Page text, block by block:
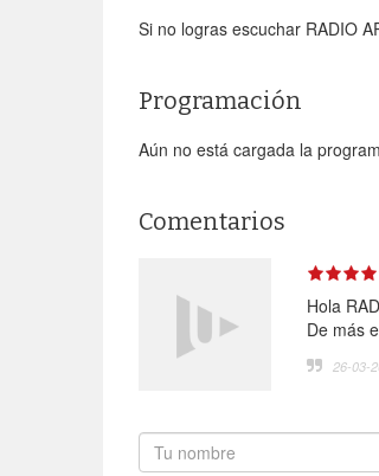
Si no logras escuchar RADIO
Programación
Aún no está cargada la
Comentarios
Hola
De más
26-03-